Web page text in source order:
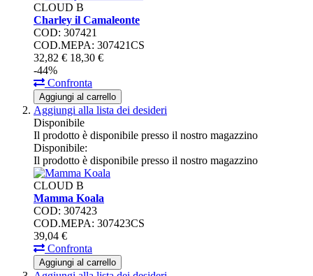
CLOUD B
Charley il Camaleonte
COD: 307421
COD.MEPA: 307421CS
32,82 € 18,30 €
-44%
Confronta
Aggiungi al carrello
Aggiungi alla lista dei desideri
Disponibile
Il prodotto è disponibile presso il nostro magazzino
Disponibile:
Il prodotto è disponibile presso il nostro magazzino
CLOUD B
Mamma Koala
COD: 307423
COD.MEPA: 307423CS
39,04 €
Confronta
Aggiungi al carrello